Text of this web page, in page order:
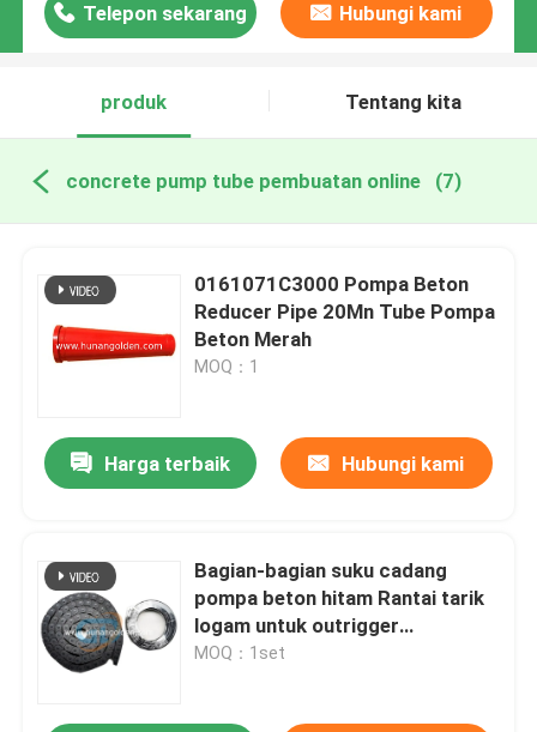
Telepon sekarang Hubungi kami
produk Tentang kita
concrete pump tube pembuatan online (7)
0161071C3000 Pompa Beton
Reducer Pipe 20Mn Tube Pompa
Beton Merah
MOQ：1
Harga terbaik Hubungi kami
Bagian-bagian suku cadang
pompa beton hitam Rantai tarik
logam untuk outrigger
1031000021
MOQ：1set